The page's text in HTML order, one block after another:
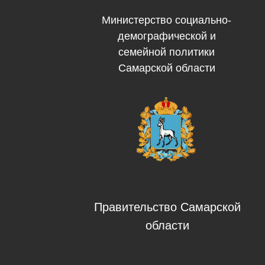
Министерство социально-
демографической и
семейной политики
Самарской области
Правительство Самарской
области